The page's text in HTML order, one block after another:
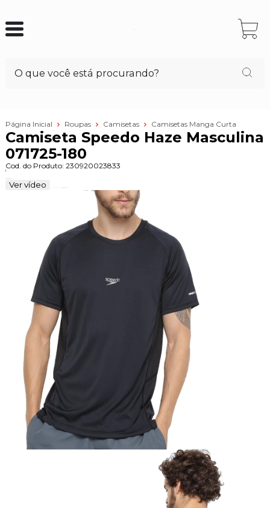
Página Inicial Roupas Camisetas Camisetas Manga Curta
Camiseta Speedo Haze Masculina
071725-180
Cod. do Produto: 230920023833
Ver vídeo